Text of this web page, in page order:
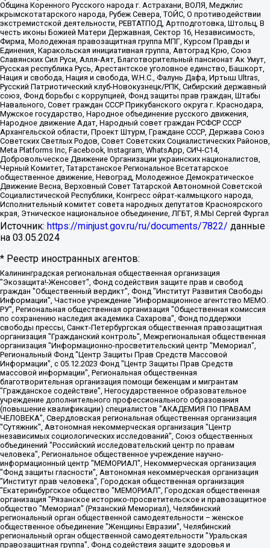
Община Коренного Русского народа г. Астрахани, ВОЛЯ, Меджлис
крымскотатарского народа, Рубеж Севера, ТОЙС, О противодействии
экстремистской деятельности, РЕВТАТПОД, Артподготовка, Штольц, В
честь иконы Божией Матери Державная, Сектор 16, Независимость,
Фирма, Молодежная правозащитная группа МПГ, Курсом Правды и
Единения, Каракольская инициативная группа, Автоград Крю, Союз
Славянских Сил Руси, Алля-Аят, Благотворительный пансионат Ак Умут,
Русская республика Русь, Арестантское уголовное единство, Башкорт,
Нация и свобода, Нация и свобода, W.H.С., Фалунь Дафа, Иртыш Ultras,
Русский Патриотический клуб-Новокузнецк/РПК, Сибирский державный
союз, Фонд борьбы с коррупцией, Фонд защиты прав граждан, Штабы
Навального, Совет граждан СССР Прикубанского округа г. Краснодара,
Мужское государство, Народное объединение русского движения,
Народное движение Адат, Народный совет граждан РСФСР СССР
Архангельской области, Проект Штурм, Граждане СССР, Держава Союз
Советских Светлых Родов, Совет Советских Социалистических Районов,
Meta Platforms Inc, Facebook, Instagram, WhatsApp, СИЧ-С14,
Добровольческое Движение Организации украинских националистов,
Черный Комитет, Татарстанское Региональное Всетатарское
общественное движение, Невоград, Молодежное Демократическое
Движение Весна, Верховный Совет Татарской Автономной Советской
Социалистической Республики, Конгресс ойрат-калмыцкого народа,
Исполнительный комитет совета народных депутатов Красноярского
края, Этническое национальное объединение, ЛГБТ, Я.МЫ Сергей Фургал
Источник: https://minjust.gov.ru/ru/documents/7822/ данные
на 03.05.2024
* Реестр иностранных агентов:
Калининградская региональная общественная организация "Экозащита!-Женсовет", Фонд содействия защите прав и свобод граждан "Общественный вердикт", Фонд "Институт Развития Свободы Информации", Частное учреждение "Информационное агентство МЕМО. РУ", Региональная общественная организация "Общественная комиссия по сохранению наследия академика Сахарова", Фонд поддержки свободы прессы, Санкт-Петербургская общественная правозащитная организация "Гражданский контроль", Межрегиональная общественная организация "Информационно-просветительский центр "Мемориал", Региональный Фонд "Центр Защиты Прав Средств Массовой Информации", с 05.12.2023 Фонд "Центр Защиты Прав Средств массовой информации", Региональная общественная благотворительная организация помощи беженцам и мигрантам "Гражданское содействие", Негосударственное образовательное учреждение дополнительного профессионального образования (повышение квалификации) специалистов "АКАДЕМИЯ ПО ПРАВАМ ЧЕЛОВЕКА", Свердловская региональная общественная организация "Сутяжник", Автономная некоммерческая организация "Центр независимых социологических исследований", Союз общественных объединений "Российский исследовательский центр по правам человека", Региональное общественное учреждение научно-информационный центр "МЕМОРИАЛ", Некоммерческая организация "Фонд защиты гласности", Автономная некоммерческая организация "Институт прав человека", Городская общественная организация "Екатеринбургское общество "МЕМОРИАЛ", Городская общественная организация "Рязанское историко-просветительское и правозащитное общество "Мемориал" (Рязанский Мемориал), Челябинский региональный орган общественной самодеятельности – женское общественное объединение "Женщины Евразии", Челябинский региональный орган общественной самодеятельности "Уральская правозащитная группа", Фонд содействия защите здоровья и социальной справедливости имени Андрея Рылькова, Автономная Некоммерческая Организация "Аналитический Центр Юрия Левады", Автономная некоммерческая организация социальной поддержки населения "Проект Апрель", Региональная общественная организация помощи женщинам и детям, находящимся в кризисной ситуации "Информационно-методический центр "Анна", Фонд содействия развитию массовых коммуникаций и правовому просвещению "Так-так-Так", Фонд содействия устойчивому развитию "Серебряная тайга", Свердловский региональный общественный фонд социальных проектов "Новое время", "Idel.Реалии", Кавказ.Реалии, Крым.Реалии, Телеканал Настоящее Время, Татаро-башкирская служба Радио Свобода (Azatliq Radiosi), Радио Свободная Европа/Радио Свобода (PCE/PC), "Сибирь.Реалии", "Фактограф", Благотворительный фонд помощи осужденным и их семьям, Автономная некоммерческая организация "Институт глобализации и социальных движений", Фонд "В защиту прав заключенных", Частное учреждение "Центр поддержки и содействия развитию средств массовой информации", Пензенский региональный общественный благотворительный фонд "Гражданский союз", "Север.Реалии", Некоммерческая организация Фонд "Правовая инициатива", Общество с ограниченной ответственностью "Радио Свободная Европа/Радио Свобода", Чешское информационное агентство "MEDIUM-ORIENT", Красноярская региональная общественная организация "Мы против СПИДа", Камалягин Денис Николаевич, Маркелов Сергей Евгеньевич, Пономарев Лев Александрович, Савицкая Людмила Алексеевна, Автономная некоммерческая организация "Центр по работе с проблемой насилия "НАСИЛИЮ.НЕТ", Межрегиональный профессиональный союз работников здравоохранения "Альянс врачей", Юридическое лицо, зарегистрированное в Латвийской Республике, SIA "Medusa Project" (регистрационный номер 40103797863, дата регистрации 10.06.2014), Некоммерческая организация "Фонд по борьбе с коррупцией", Автономная некоммерческая организация "Институт права и публичной политики", Баданин Роман Сергеевич, Гликин Максим Александрович, Железнова Мария Михайловна, Лукьянова Юлия Сергеевна, Маетная Елизавета Витальевна, Маняхин Петр Борисович, Чуракова Ольга Владимировна, Ярош Юлия Петровна, Юридическое лицо "The Insider SIA", зарегистрированное в Риге, Латвийская Республика (дата регистрации 26.06.2015), являющееся администратором доменного имени интернет-издания "The Insider SIA", https://theins.ru, Постернак Алексей Евгеньевич, Рубин Михаил Аркадьевич, Анин Роман Александрович, Юридическое лицо Istories fonds, зарегистрированное в Латвийской Республике (регистрационный номер 50008295751, дата регистрации 24.02.2020), Великовский Дмитрий Александрович, Долинина Ирина Николаевна, Мароховская Алеся Алексеевна, Шлейнов Роман Юрьевич, Шмагун Олеся Валентиновна, Общество с ограниченной ответственностью "Альтаир 2021", Общество с ограниченной ответственностью "Вега 2021", Общество с ограниченной ответственностью "Главный редактор 2021", Общество с ограниченной ответственностью "Ромашки монолит", Важенков Артем Валерьевич, Ивановская областная общественная организация "Центр гендерных исследований", Гурман Юрий Альбертович, Медиапроект "ОВД-Инфо", Егоров Владимир Владимирович, Жилинский Владимир Александрович, Общество с ограниченной ответственностью "ЗП", Иванова София Юрьевна, Карезина Инна Павловна, Кильтау Екатерина Викторовна, Петров Алексей Викторович, Пискунов Сергей Евгеньевич, Смирнов Сергей Сергеевич, Тихонов Михаил Сергеевич, Общество с ограниченной ответственностью "ЖУРНАЛИСТ-ИНОСТРАННЫЙ АГЕНТ", Арапова Галина Юрьевна, Вольтская Татьяна Анатольевна, Американская компания "Mason G.E.S. Anonymous Foundation" (США), являющаяся владельцем интернет-издания https://mnews.world/, Компания "Stichting Bellingcat", зарегистрированная в Нидерландах (дата регистрации 11.07.2018), Захаров Андрей Вячеславович, Клепиковская Екатерина Дмитриевна, Общество с ограниченной ответственностью "МЕМО", Перл Роман Александрович, Симонов Евгений Алексеевич, Соловьева Елена Анатольевна, Сотников Даниил Владимирович, Сурначева Елизавета Дмитриевна, Автономная некоммерческая организация по защите прав человека и информированию населения "Якутия – Наше Мнение", Общество с ограниченной ответственностью "Москоу диджитал медиа", с 26.01.2023 Общество с ограниченной ответственностью "Чайка Белые сады", Ветошкина Валерия Валерьевна, Заговора Максим Александрович, Межрегиональное общественное движение "Российская ЛГБТ - сеть", Оленичев Максим Владимирович, Павлов Иван Юрьевич, Скворцова Елена Сергеевна, Общество с ограниченной ответственностью "Как бы инагент", Кочетков Игорь Викторович, Общество с ограниченной ответственностью "Честные выборы", Еланчик Олег Александрович, Общество с ограниченной ответственностью "Нобелевский призыв", Гималова Регина Эмилевна, Григорьев Андрей Валерьевич, Григорьева Алина Александровна, Ассоциация по содействию защите прав призывников, альтернативнослужащих и военнослужащих "Правозащитная группа "Гражданин.Армия.Право", Хисамова Регина Фаритовна, Автономная некоммерческая организация по реализации социально-правовых программ "Лилит", Дальневосточное общественное движение "Маяк", Санкт-Петербургская ЛГБТ-инициативная группа "Выход", Инициативная группа ЛГБТ+ "Реверс", Алексеев Андрей Викторович, Бекбулатова Таисия Львовна, Беляев Иван Михайлович, Владыкина Елена Сергеевна, Гельман Марат Александрович, Никульшина Вероника Юрьевна, Толоконникова Надежда Андреевна, Шендерович Виктор Анатольевич, Общество с ограниченной ответственностью "Данное сообщение", Общество с ограниченной ответственностью Издательский дом "Новая глава", Айнбиндер Александра Александровна, Московский комьюнити-центр для ЛГБТ+инициатив, Благотворительный фонд развития филантропии, Deutsche Welle (Германия, Kurt-Schumacher-Strasse 3, 53113 Bonn), Борзунова Мария Михайловна, Воробьев Виктор Викторович, Голубева Анна Львовна, Константинова Алла Михайловна, Малкова Ирина Владимировна, Мурадов Мурад Абдулгалимович, Осетинская Елизавета Николаевна, Понасенков Евгений Николаевич, Ганапольский Матвей Юрьевич, Киселев Евгений Алексеевич, Борухович Ирина Григорьевна, Дремин Иван Тимофеевич, Дубровский Дмитрий Викторович, Красноярская региональная общественная организация поддержки и развития альтернативных образовательных технологий и межкультурных коммуникаций "ИНТЕРРА", Маяковская Екатерина Алексеевна, Фейгин Марк Захарович, Филимонов Андрей Викторович, Дзугкоева Регина Николаевна, Доброхотов Роман Александрович, Дудь Юрий Александрович, Елкин Сергей Владимирович, Кругликов Кирилл Игоревич, Сабунаева Мария Леонидовна, Семенов Алексей Владимирович, Шаинян Карен Багратович, Шульман Екатерина Михайловна, Асафьев Артур Валерьевич, Вахштайн Виктор Семенович, Венедиктов Алексей Алексеевич, Лушникова Екатерина Евгеньевна, Волков Леонид Михайлович, Невзоров Александр Глебович, Пархоменко Сергей Борисович, Сироткин Ярослав Николаевич, Кара-Мурза Владимир Владимирович, Баранова Наталья Владимировна, Гозман Леонид Яковлевич, Кагарлицкий Борис Юльевич, Климарев Михаил Валерьевич, Милов Владимир Станиславович, Автономная некоммерческая организация Краснодарский центр современного искусства "Типография", Моргенштерн Алишер Тагирович, Соболь Любовь Эдуардовна, Общество с ограниченной ответственностью "ЛИЗА НОРМ", Каспаров Гарри Кимович, Ходорковский Михаил Борисович, Общество с ограниченной ответственностью "Апрельские тезисы", Данилович Ирина Брониславовна, Кашин Олег Владимирович, Петров Николай Владимирович, Пивоваров Алексей Владимирович, Соколов Михаил Владимирович, Цветкова Юлия Владимировна, Чичваркин Евгений Александрович, Комитет против пыток/Команда против пыток, Общество с ограниченной ответственностью "Первый научный", Общество с ограниченной ответственностью "Вертолет и ко", Белоцерковская Вероника Борисовна, Кац Максим Евгеньевич, Лазарева Татьяна Юрьевна, Шаведдинов Руслан Табризович, Яшин Илья Валерьевич, Общество с ограниченной ответственностью "Иноагент ААВ", Алешковский Дмитрий Петрович, Альбац Евгения Марковна, Быков Дмитрий Львович, Галямина Юлия Евгеньевна, Лойко Сергей Леонидович, Мартынов Кирилл Константинович, Медведев Сергей Александрович, Крашенинников Федор Геннадиевич, Гордеева Катерина Вл